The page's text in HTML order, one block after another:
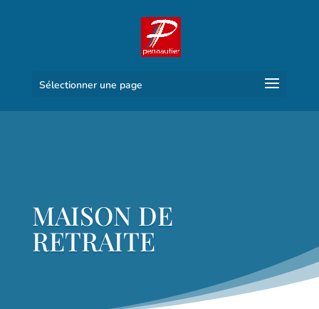
Sélectionner une page
MAISON DE
RETRAITE